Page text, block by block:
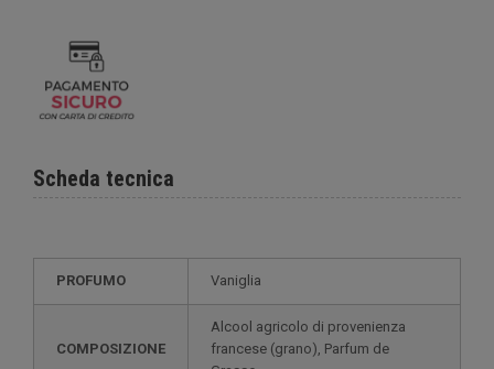
Scheda tecnica
PROFUMO Vaniglia
COMPOSIZIONE
Alcool agricolo di provenienza
francese (grano), Parfum de